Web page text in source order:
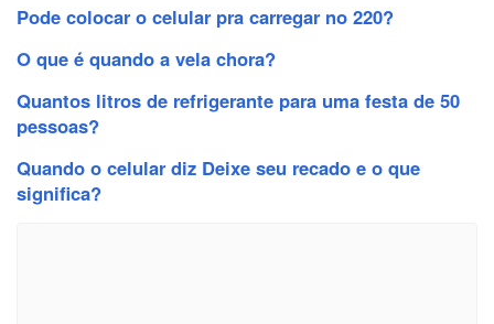
Pode colocar o celular pra carregar no 220?
O que é quando a vela chora?
Quantos litros de refrigerante para uma festa de 50
pessoas?
Quando o celular diz Deixe seu recado e o que
significa?